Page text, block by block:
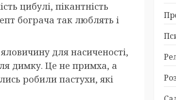
цибулі, пікантність
бограча так люблять і
для насиченості,
димку. Це не примха, а
робили пастухи, які